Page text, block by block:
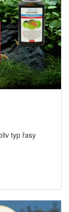
typ řasy